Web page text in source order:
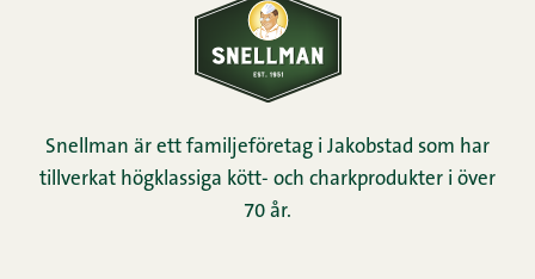
Snellman är ett familjeföretag i Jakobstad som har
tillverkat högklassiga kött- och charkprodukter i över
70 år.